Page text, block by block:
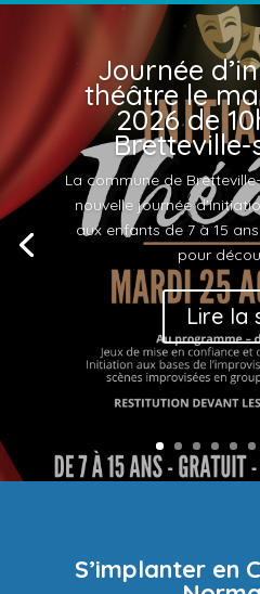
Journée
théâtre le
2026 de
La commune de
nouvelle journée
aux enfants de 7 à 15
pour
Lire la
S’implanter en